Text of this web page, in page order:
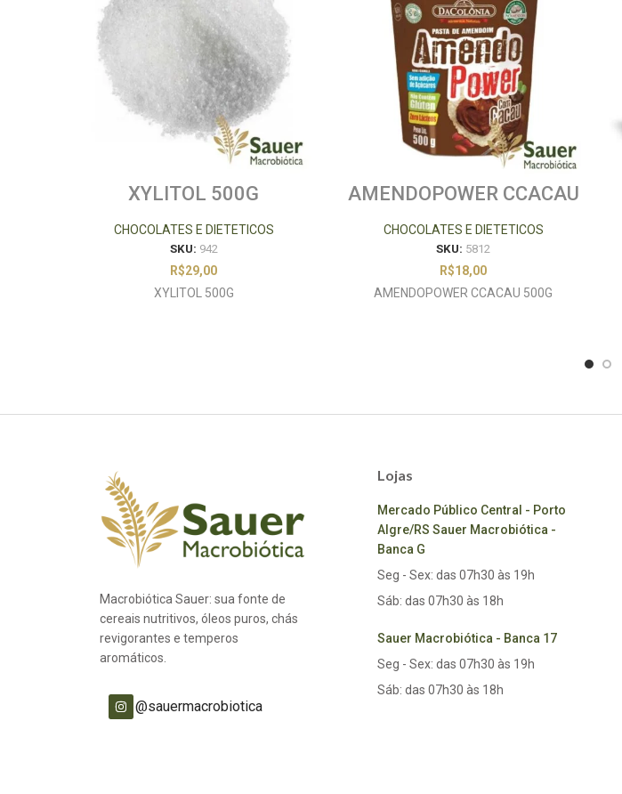
XYLITOL 500G
CHOCOLATES E DIETETICOS
SKU: 942
R$29,00
XYLITOL 500G
AMENDOPOWER CCACAU
CHOCOLATES E DIETETICOS
SKU: 5812
R$18,00
AMENDOPOWER CCACAU 500G
Macrobiótica Sauer: sua fonte de
cereais nutritivos, óleos puros, chás
revigorantes e temperos
aromáticos.
@sauermacrobiotica
Lojas
Mercado Público Central - Porto
Algre/RS Sauer Macrobiótica -
Banca G
Seg - Sex: das 07h30 às 19h
Sáb: das 07h30 às 18h
Sauer Macrobiótica - Banca 17
Seg - Sex: das 07h30 às 19h
Sáb: das 07h30 às 18h